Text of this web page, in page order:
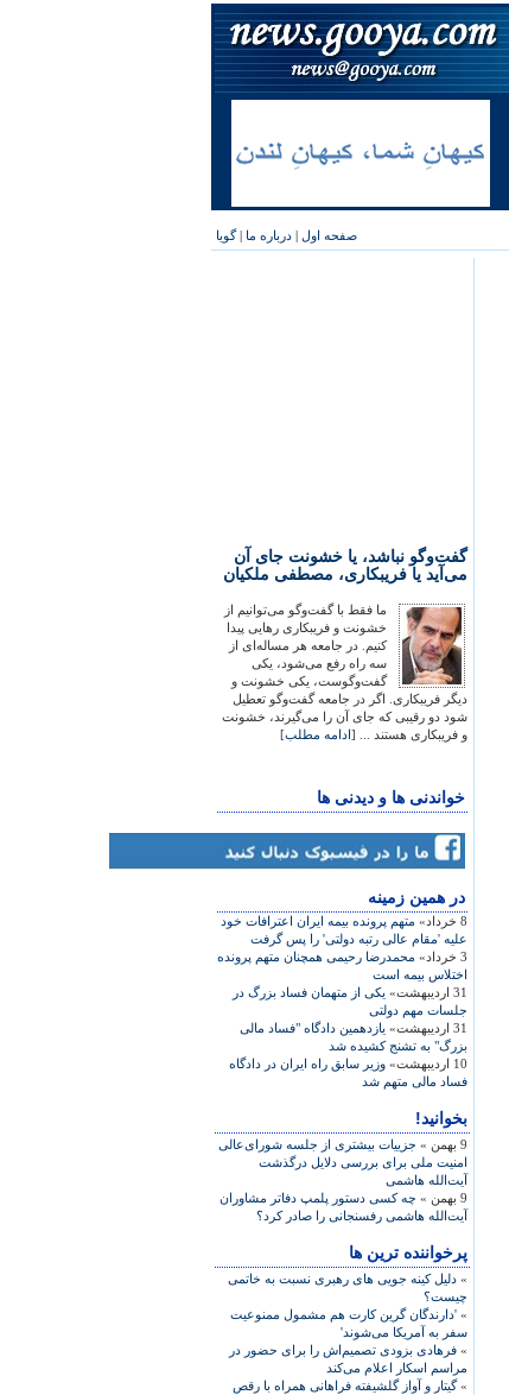
صفحه اول | درباره ما |گویا
گفت‌وگو نباشد، یا خشونت جای آن
می‌آید یا فریبکاری، مصطفی ملکیان
ما فقط با گفت‌وگو می‌توانیم از
خشونت و فریبکاری رهایی پیدا
کنیم. در جامعه هر مساله‌ای از
سه راه رفع می‌شود، یکی
گفت‌وگوست، یکی خشونت و
دیگر فریبکاری. اگر در جامعه گفت‌وگو تعطیل
شود دو رقیبی که جای آن را می‌گیرند، خشونت
و فریبکاری هستند ... [ادامه مطلب]
خواندنی ها و دیدنی ها
در همين زمينه
8 خرداد»
متهم پرونده بیمه ایران اعترافات خود
علیه 'مقام عالی رتبه دولتی' را پس گرفت
3 خرداد»
محمدرضا رحيمی همچنان متهم پرونده
اختلاس بيمه است
31 اردیبهشت»
یکی از متهمان فساد بزرگ در
جلسات مهم دولتی
31 اردیبهشت»
یازدهمین دادگاه "فساد مالی
بزرگ" به تشنج کشیده شد
10 اردیبهشت»
وزیر سابق راه ایران در دادگاه
فساد مالی متهم شد
بخوانید!
9 بهمن »
جزییات بیشتری از جلسه شورای‌عالی
امنیت ملی برای بررسی دلایل درگذشت
آیت‌الله هاشمی
9 بهمن »
چه کسی دستور پلمپ دفاتر مشاوران
آیت‌الله هاشمی رفسنجانی را صادر کرد؟
پرخواننده ترین ها
» دلیل کینه جویی های رهبری نسبت به خاتمی
چیست؟
» 'دارندگان گرین کارت هم مشمول ممنوعیت
سفر به آمریکا می‌شوند'
» فرهادی بزودی تصمیم‌اش را برای حضور در
مراسم اسکار اعلام می‌کند
»گیتار و آواز گلشیفته فراهانی همراه با رقص